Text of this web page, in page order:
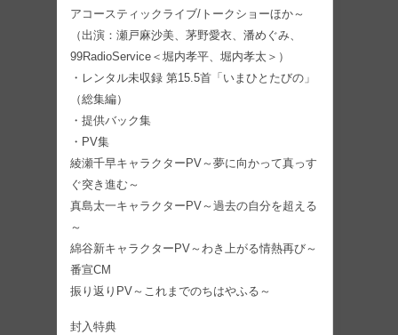
アコースティックライブ/トークショーほか～
（出演：瀬戸麻沙美、茅野愛衣、潘めぐみ、
99RadioService＜堀内孝平、堀内孝太＞）
・レンタル未収録 第15.5首「いまひとたびの」
（総集編）
・提供バック集
・PV集
綾瀬千早キャラクターPV～夢に向かって真っす
ぐ突き進む～
真島太一キャラクターPV～過去の自分を超える
～
綿谷新キャラクターPV～わき上がる情熱再び～
番宣CM
振り返りPV～これまでのちはやふる～
封入特典